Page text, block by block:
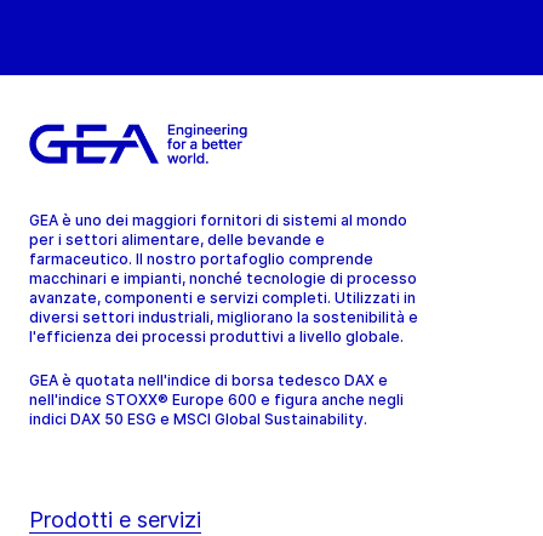
GEA è uno dei maggiori fornitori di sistemi al mondo
per i settori alimentare, delle bevande e
farmaceutico. Il nostro portafoglio comprende
macchinari e impianti, nonché tecnologie di processo
avanzate, componenti e servizi completi. Utilizzati in
diversi settori industriali, migliorano la sostenibilità e
l'efficienza dei processi produttivi a livello globale.
GEA è quotata nell'indice di borsa tedesco DAX e
nell'indice STOXX® Europe 600 e figura anche negli
indici DAX 50 ESG e MSCI Global Sustainability.
Prodotti e servizi